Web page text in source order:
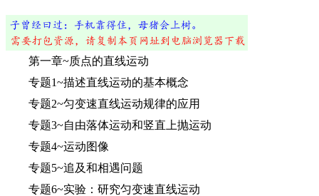
第一章~质点的直线运动
专题1~描述直线运动的基本概念
专题2~匀变速直线运动规律的应用
专题3~自由落体运动和竖直上抛运动
专题4~运动图像
专题5~追及和相遇问题
专题6~实验：研究匀变速直线运动